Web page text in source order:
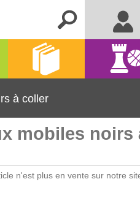
Me
Jeux
à coller
mobiles noirs
n'est plus en vente sur notre